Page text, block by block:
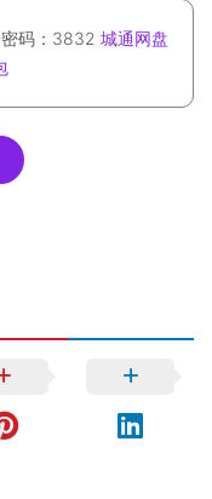
码：3832 城通网盘